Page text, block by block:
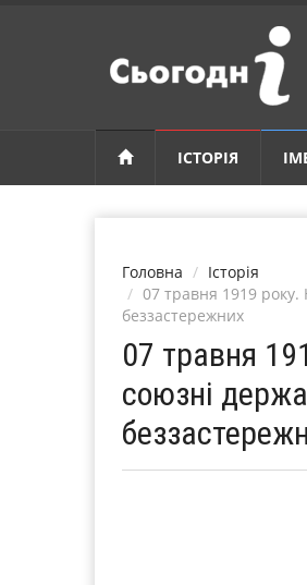
ІСТОРІЯ
Головна
Історія
07 травня 1919
беззастережних
07 травня
союзні